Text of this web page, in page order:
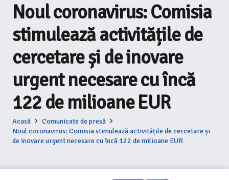
Noul coronavirus: Comisia
stimulează activitățile de
cercetare și de inovare
urgent necesare cu încă
122 de milioane EUR
Acasă
Comunicate de presă
Noul coronavirus: Comisia stimulează activitățile de cercetare și
de inovare urgent necesare cu încă 122 de milioane EUR